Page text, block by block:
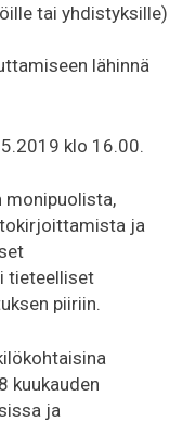
tai yhdistyksille)
lähinnä
klo 16.00.
monipuolista,
ja
tieteelliset
piiriin.
kuukauden
ja